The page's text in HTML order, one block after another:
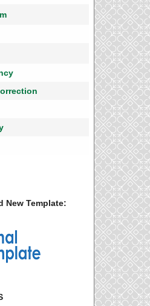
New Template: